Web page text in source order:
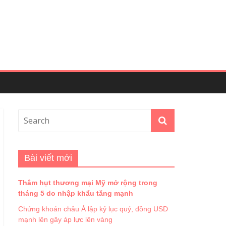
Bài viết mới
Thâm hụt thương mại Mỹ mở rộng trong
tháng 5 do nhập khẩu tăng mạnh
Chứng khoán châu Á lập kỷ lục quý, đồng USD
mạnh lên gây áp lực lên vàng